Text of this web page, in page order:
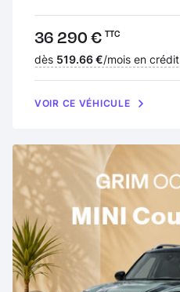
Prix :
36 290 € TTC
Financement :
dès 519.66 €/mois en crédit
VOIR CE VÉHICULE